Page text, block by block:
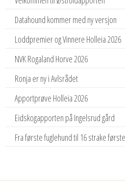
Datahound kommer med ny versjon
Loddpremier og Vinnere Holleia 2026
NVK Rogaland Horve 2026
Ronja er ny i Avlsrådet
Apportprøve Holleia 2026
Eidskogapporten på Ingelsrud gård
Fra første fuglehund til 16 strake